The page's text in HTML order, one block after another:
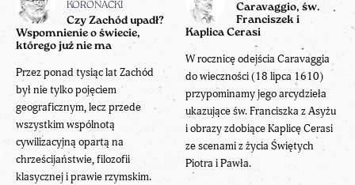
KORONACKI
Czy Zachód upadł?
Wspomnienie o świecie,
którego już nie ma
Przez ponad tysiąc lat Zachód
był nie tylko pojęciem
geograficznym, lecz przede
wszystkim wspólnotą
cywilizacyjną opartą na
chrześcijaństwie, filozofii
klasycznej i prawie rzymskim.
Caravaggio, św.
Franciszek i
Kaplica Cerasi
W rocznicę odejścia Caravaggia
do wieczności (18 lipca 1610)
przypominamy jego arcydzieła
ukazujące św. Franciszka z Asyżu
i obrazy zdobiące Kaplicę Cerasi
ze scenami z życia Świętych
Piotra i Pawła.